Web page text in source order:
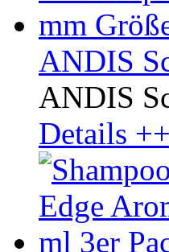
ANDIS
ANDIS
Details ++